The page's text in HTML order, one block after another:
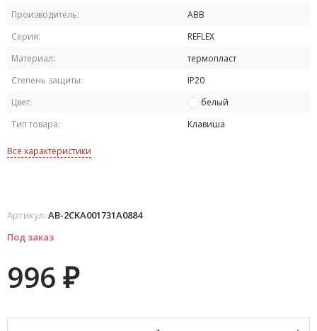
Производитель:
ABB
Серия:
REFLEX
Материал:
термопласт
Степень защиты:
IP20
Цвет:
белый
Тип товара:
Клавиша
Все характеристики
Артикул: AB-2CKA001731A0884
Под заказ
996 ₽